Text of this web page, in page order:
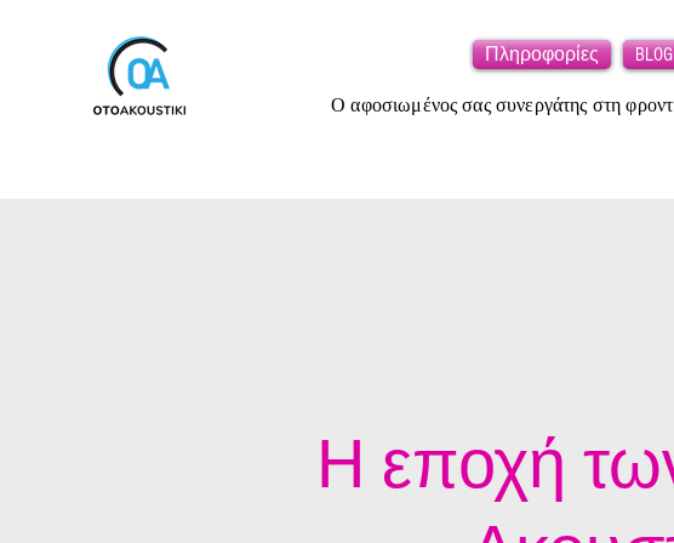
Πληροφορίες BLOG
Ο αφοσιωμένος σας συνεργάτης στη
Η εποχή